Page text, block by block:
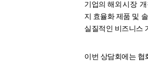
기업의 해외시장
지 효율화 제품 및
실질적인 비즈니스
이번 상담회에는 협